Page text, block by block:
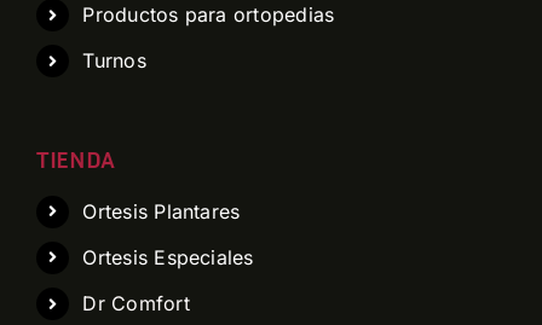
Productos para ortopedias
Turnos
TIENDA
Ortesis Plantares
Ortesis Especiales
Dr Comfort